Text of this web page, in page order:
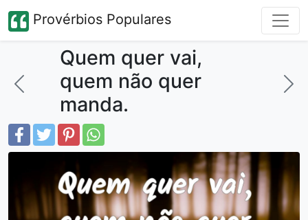
Provérbios Populares
Quem quer vai,
quem não quer
manda.